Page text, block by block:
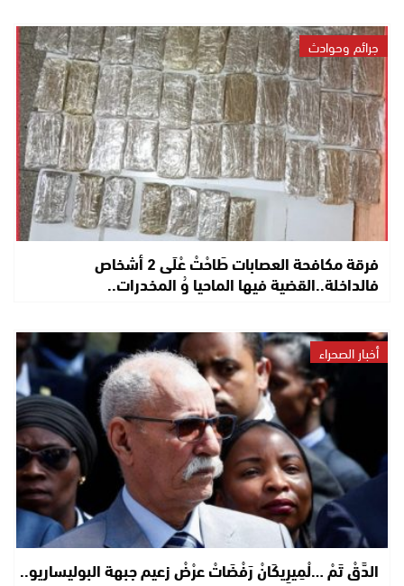
جرائم وحوادث
فرقة مكافحة العصابات طَاحْتْ عْلَى 2 أشخاص
فالداخلة..القضية فيها الماحيا وُ المخدرات..
أخبار الصحراء
الدَّقْ تَمْ …لْمِيرِيكَانْ رَفْضَاتْ عرْضْ زعيم جبهة البوليساريو..